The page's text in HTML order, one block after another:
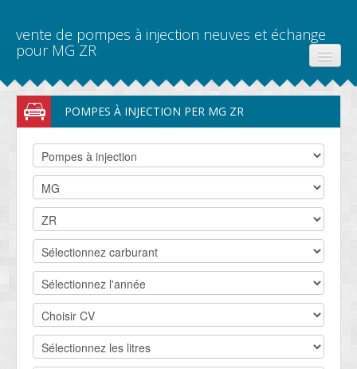
vente de pompes à injection neuves et échange
pour MG ZR
PRODUITS
DEVIS BV
CONTACT
SOCIETÉ
SERVICE CLIENTS
CONDITIONS
POMPES À INJECTION PER MG ZR